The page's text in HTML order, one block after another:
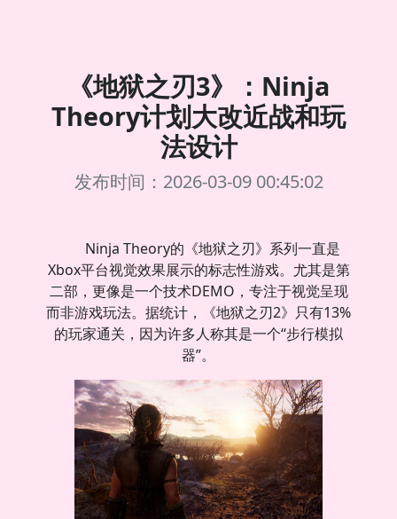
《地狱之刃3》：Ninja
Theory计划大改近战和玩
法设计
发布时间：2026-03-09 00:45:02
Ninja Theory的《地狱之刃》系列一直是
Xbox平台视觉效果展示的标志性游戏。尤其是第
二部，更像是一个技术DEMO，专注于视觉呈现
而非游戏玩法。据统计，《地狱之刃2》只有13%
的玩家通关，因为许多人称其是一个“步行模拟
器”。